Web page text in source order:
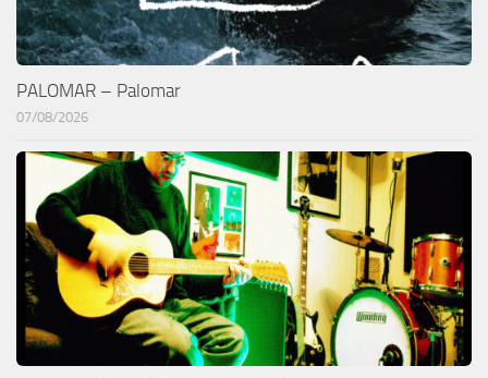
PALOMAR – Palomar
07/08/2026